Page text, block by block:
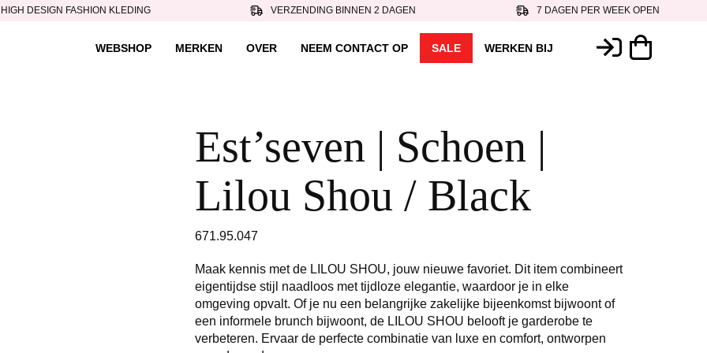
HIGH DESIGN FASHION KLEDING VERZENDING BINNEN 2 DAGEN 7 DAGEN PER WEEK OPEN
WEBSHOP MERKEN OVER NEEM CONTACT OP SALE WERKEN BIJ
Est’seven | Schoen |
Lilou Shou / Black
671.95.047
Maak kennis met de LILOU SHOU, jouw nieuwe favoriet. Dit item combineert
eigentijdse stijl naadloos met tijdloze elegantie, waardoor je in elke
omgeving opvalt. Of je nu een belangrijke zakelijke bijeenkomst bijwoont of
een informele brunch bijwoont, de LILOU SHOU belooft je garderobe te
verbeteren. Ervaar de perfecte combinatie van luxe en comfort, ontworpen